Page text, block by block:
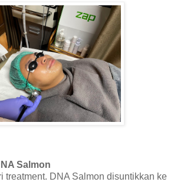
Salmon
treatment. DNA Salmon disuntikkan ke